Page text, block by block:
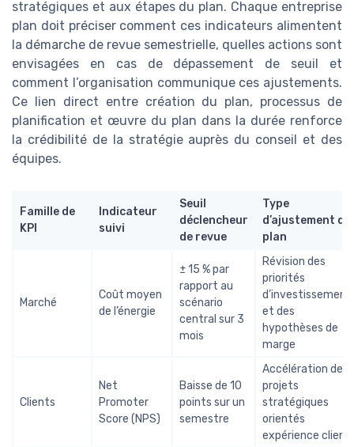
stratégiques et aux étapes du plan. Chaque entreprise
plan doit préciser comment ces indicateurs alimentent
la démarche de revue semestrielle, quelles actions sont
envisagées en cas de dépassement de seuil et
comment l’organisation communique ces ajustements.
Ce lien direct entre création du plan, processus de
planification et œuvre du plan dans la durée renforce
la crédibilité de la stratégie auprès du conseil et des
équipes.
Famille de
KPI
Indicateur
suivi
Seuil
déclencheur
de revue
Type
d’ajustement du
plan
Marché
Coût moyen
de l’énergie
± 15 % par
rapport au
scénario
central sur 3
mois
Révision des
priorités
d’investissement
et des
hypothèses de
marge
Clients
Net
Promoter
Score (NPS)
Baisse de 10
points sur un
semestre
Accélération des
projets
stratégiques
orientés
expérience client